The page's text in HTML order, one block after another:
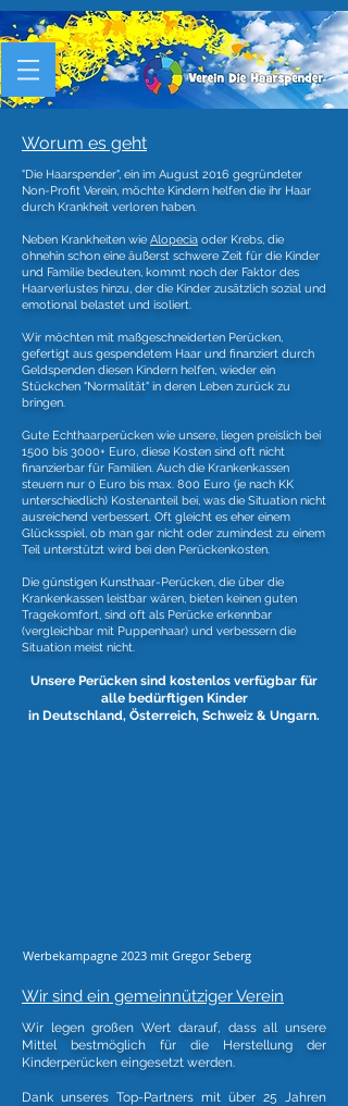
Worum es geht
"Die Haarspender", ein im August 2016 gegründeter
Non-Profit Verein, möchte Kindern helfen die ihr Haar
durch Krankheit verloren haben.
Neben Krankheiten wie Alopecia oder Krebs, die
ohnehin schon eine äußerst schwere Zeit für die Kinder
und Familie bedeuten, kommt noch der Faktor des
Haarverlustes hinzu, der die Kinder zusätzlich sozial und
emotional belastet und isoliert.
Wir möchten mit maßgeschneiderten Perücken,
gefertigt aus gespendetem Haar und finanziert durch
Geldspenden diesen Kindern helfen, wieder ein
Stückchen "Normalität" in deren Leben zurück zu
bringen.
Gute Echthaarperücken wie unsere, liegen preislich bei
1500 bis 3000+ Euro, diese Kosten sind oft nicht
finanzierbar für Familien. Auch die Krankenkassen
steuern nur 0 Euro bis max. 800 Euro (je nach KK
unterschiedlich) Kostenanteil bei, was die Situation nicht
ausreichend verbessert. Oft gleicht es eher einem
Glücksspiel, ob man gar nicht oder zumindest zu einem
Teil unterstützt wird bei den Perückenkosten.
Die günstigen Kunsthaar-Perücken, die über die
Krankenkassen leistbar wären, bieten keinen guten
Tragekomfort, sind oft als Perücke erkennbar
(vergleichbar mit Puppenhaar) und verbessern die
Situation meist nicht.
Unsere Perücken sind kostenlos verfügbar für
alle bedürftigen Kinder
in Deutschland, Österreich, Schweiz & Ungarn.
Werbekampagne 2023 mit Gregor Seberg
Wir sind ein gemeinnütziger Verein
Wir legen großen Wert darauf, dass all unsere
Mittel bestmöglich für die Herstellung der
Kinderperücken eingesetzt werden.
Dank unseres Top-Partners mit über 25 Jahren